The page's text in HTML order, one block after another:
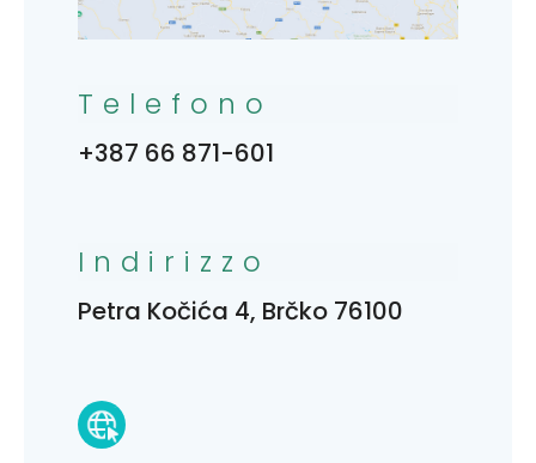
Telefono
+387 66 871-601
Indirizzo
Petra Kočića 4, Brčko 76100